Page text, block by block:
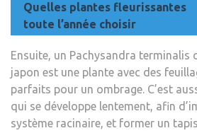
Quelles plantes fleurissantes
toute l’année choisir
Ensuite, un Pachysandra terminalis
japon est une plante avec des
parfaits pour un ombrage. C’est
qui se développe lentement, afin
système racinaire, et former un